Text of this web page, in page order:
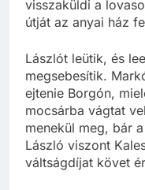
visszaküldi a
útját az anyai ház
Lászlót leütik, és
megsebesítik.
ejtenie Borgón,
mocsárba vágtat
menekül meg, bár
László viszont
váltságdíjat követ